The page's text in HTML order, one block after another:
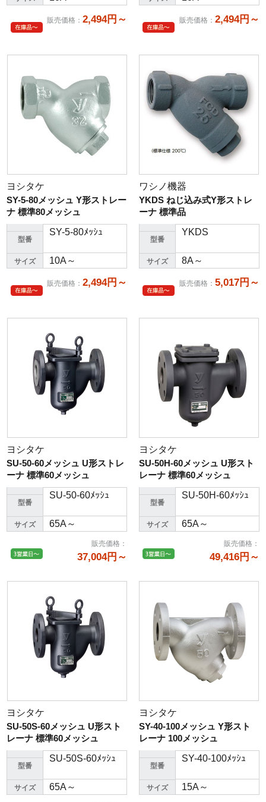
販売価格 ： 2,494円～ 販売価格 ： 2,494円～
ヨシタケ
SY-5-80メッシュ Y形ストレー
ナ 標準80メッシュ
型番
SY-5-80ﾒｯｼｭ
サイズ 10A～
販売価格 ： 2,494円～
ワシノ機器
YKDS ねじ込み式Y形ストレ
ーナ 標準品
型番
YKDS
サイズ 8A～
販売価格 ： 5,017円～
ヨシタケ
SU-50-60メッシュ U形ストレ
ーナ 標準60メッシュ
型番
SU-50-60ﾒｯｼｭ
サイズ 65A～
販売価格 ：
37,004円～
ヨシタケ
SU-50H-60メッシュ U形スト
レーナ 標準60メッシュ
型番
SU-50H-60ﾒｯｼｭ
サイズ 65A～
販売価格 ：
49,416円～
ヨシタケ
SU-50S-60メッシュ U形スト
レーナ 標準60メッシュ
型番
SU-50S-60ﾒｯｼｭ
サイズ 65A～
ヨシタケ
SY-40-100メッシュ Y形スト
レーナ 100メッシュ
型番
SY-40-100ﾒｯｼｭ
サイズ 15A～